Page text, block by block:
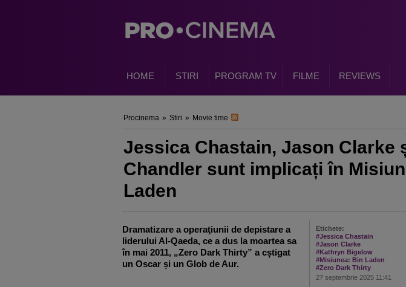
HOME STIRI PROGRAM TV FILME REVIEWS
Procinema » Stiri » Movie time
Jessica Chastain, Jason Clarke
Chandler sunt implicați în
Laden
Etichete:
#Jessica Chastain
#Jason Clarke
#Kathryn Bigelow
#Misiunea: Bin Laden
#Zero Dark Thirty
27 septembrie 2025 11:41
Dramatizare a operaţiunii de depistare a
liderului Al-Qaeda, ce a dus la moartea sa
în mai 2011, „Zero Dark Thirty” a cștigat
un Oscar și un Glob de Aur.